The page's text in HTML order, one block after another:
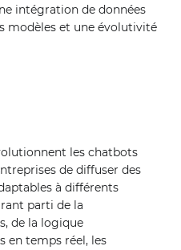
intégration de données
modèles et une évolutivité
les chatbots
de diffuser des
à différents
parti de la
de la logique
en temps réel, les